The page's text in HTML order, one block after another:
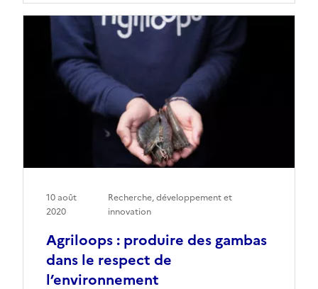
Agriloops : produire des gambas
dans le respect de
l’environnement
10 août
2020
Recherche, développement et
innovation